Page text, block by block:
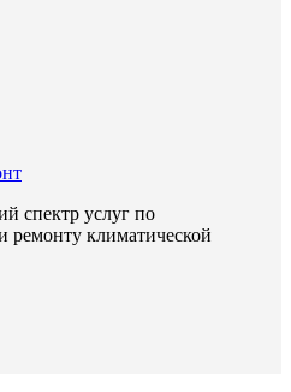
спектр услуг по
климатической